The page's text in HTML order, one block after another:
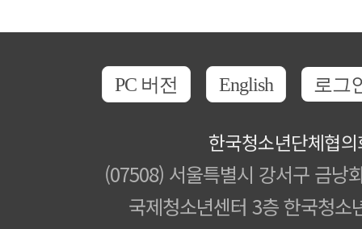
PC 버전 English 로그
한국청소년단체협
(07508) 서울특별시 강서구 금낭
국제청소년센터 3층 한국청소